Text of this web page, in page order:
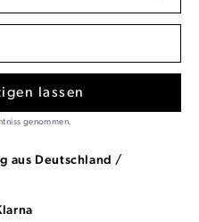
lassen
genommen.
aus Deutschland /